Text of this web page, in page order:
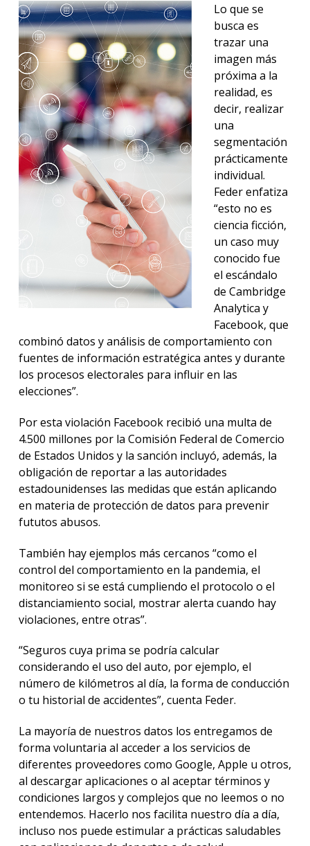
Lo que se
busca es
trazar una
imagen más
próxima a la
realidad, es
decir, realizar
una
segmentación
prácticamente
individual.
Feder enfatiza
“esto no es
ciencia ficción,
un caso muy
conocido fue
el escándalo
de Cambridge
Analytica y
Facebook, que
combinó datos y análisis de comportamiento con
fuentes de información estratégica antes y durante
los procesos electorales para influir en las
elecciones”.
Por esta violación Facebook recibió una multa de
4.500 millones por la Comisión Federal de Comercio
de Estados Unidos y la sanción incluyó, además, la
obligación de reportar a las autoridades
estadounidenses las medidas que están aplicando
en materia de protección de datos para prevenir
fututos abusos.
También hay ejemplos más cercanos “como el
control del comportamiento en la pandemia, el
monitoreo si se está cumpliendo el protocolo o el
distanciamiento social, mostrar alerta cuando hay
violaciones, entre otras”.
“Seguros cuya prima se podría calcular
considerando el uso del auto, por ejemplo, el
número de kilómetros al día, la forma de conducción
o tu historial de accidentes”, cuenta Feder.
La mayoría de nuestros datos los entregamos de
forma voluntaria al acceder a los servicios de
diferentes proveedores como Google, Apple u otros,
al descargar aplicaciones o al aceptar términos y
condiciones largos y complejos que no leemos o no
entendemos. Hacerlo nos facilita nuestro día a día,
incluso nos puede estimular a prácticas saludables